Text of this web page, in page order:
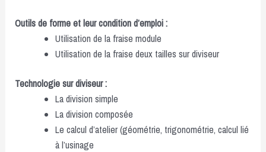
Outils de forme et leur condition d’emploi :
Utilisation de la fraise module
Utilisation de la fraise deux tailles sur diviseur
Technologie sur diviseur :
La division simple
La division composée
Le calcul d’atelier (géométrie, trigonométrie, calcul lié
à l’usinage